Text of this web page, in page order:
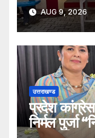
AUG 9, 2026
उत्तराखण्ड
प्रदेश कांग्रेस
निर्मल पुर्जा